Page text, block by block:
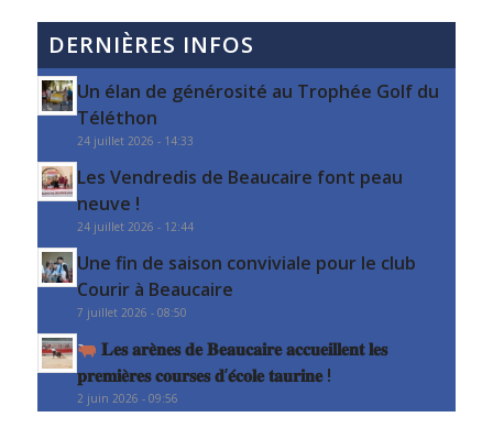
DERNIÈRES INFOS
Un élan de générosité au Trophée Golf du
Téléthon
24 juillet 2026 - 14:33
Les Vendredis de Beaucaire font peau
neuve !
24 juillet 2026 - 12:44
Une fin de saison conviviale pour le club
Courir à Beaucaire
7 juillet 2026 - 08:50
𝐋𝐞𝐬 𝐚𝐫𝐞̀𝐧𝐞𝐬 𝐝𝐞 𝐁𝐞𝐚𝐮𝐜𝐚𝐢𝐫𝐞 𝐚𝐜𝐜𝐮𝐞𝐢𝐥𝐥𝐞𝐧𝐭 𝐥𝐞𝐬
𝐩𝐫𝐞𝐦𝐢𝐞̀𝐫𝐞𝐬 𝐜𝐨𝐮𝐫𝐬𝐞𝐬 𝐝’𝐞́𝐜𝐨𝐥𝐞 𝐭𝐚𝐮𝐫𝐢𝐧𝐞 !
2 juin 2026 - 09:56